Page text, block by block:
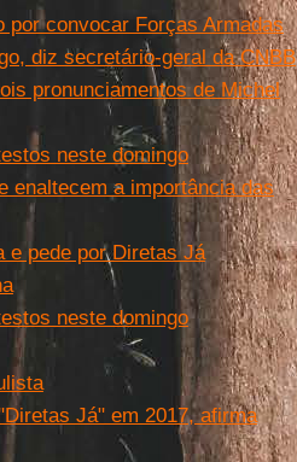
convocar Forças Armadas
diz secretário-geral da CNBB
pronunciamentos de Michel
neste domingo
enaltecem a importância das
e pede por Diretas Já
neste domingo
Já" em 2017, afirma